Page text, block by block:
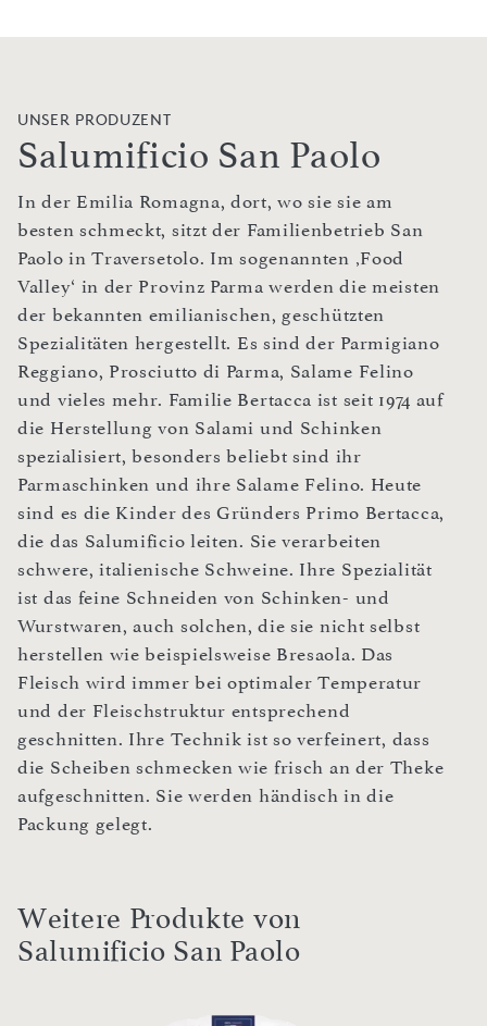
UNSER PRODUZENT
Salumificio San Paolo
In der Emilia Romagna, dort, wo sie sie am
besten schmeckt, sitzt der Familienbetrieb San
Paolo in Traversetolo. Im sogenannten ‚Food
Valley‘ in der Provinz Parma werden die meisten
der bekannten emilianischen, geschützten
Spezialitäten hergestellt. Es sind der Parmigiano
Reggiano, Prosciutto di Parma, Salame Felino
und vieles mehr. Familie Bertacca ist seit 1974 auf
die Herstellung von Salami und Schinken
spezialisiert, besonders beliebt sind ihr
Parmaschinken und ihre Salame Felino. Heute
sind es die Kinder des Gründers Primo Bertacca,
die das Salumificio leiten. Sie verarbeiten
schwere, italienische Schweine. Ihre Spezialität
ist das feine Schneiden von Schinken- und
Wurstwaren, auch solchen, die sie nicht selbst
herstellen wie beispielsweise Bresaola. Das
Fleisch wird immer bei optimaler Temperatur
und der Fleischstruktur entsprechend
geschnitten. Ihre Technik ist so verfeinert, dass
die Scheiben schmecken wie frisch an der Theke
aufgeschnitten. Sie werden händisch in die
Packung gelegt.
Weitere Produkte von
Salumificio San Paolo